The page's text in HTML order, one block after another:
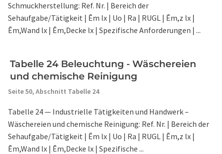
Schmuckherstellung: Ref. Nr. | Bereich der
Sehaufgabe/Tätigkeit | Ēm lx | Uo | Ra | RUGL | Ēm,z lx |
Ēm,Wand lx | Ēm,Decke lx | Spezifische Anforderungen | ...
Tabelle 24 Beleuchtung - Wäschereien
und chemische Reinigung
Seite 50, Abschnitt Tabelle 24
Tabelle 24 — Industrielle Tätigkeiten und Handwerk –
Wäschereien und chemische Reinigung: Ref. Nr. | Bereich der
Sehaufgabe/Tätigkeit | Ēm lx | Uo | Ra | RUGL | Ēm,z lx |
Ēm,Wand lx | Ēm,Decke lx | Spezifische ...